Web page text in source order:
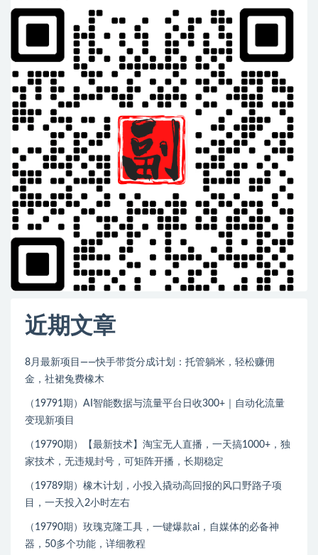
近期文章
8月最新项目——快手带货分成计划：托管躺米，轻松赚佣
金，社裙兔费橡木
（19791期）AI智能数据与流量平台日收300+｜自动化流量
变现新项目
（19790期）【最新技术】淘宝无人直播，一天搞1000+，独
家技术，无违规封号，可矩阵开播，长期稳定
（19789期）橡木计划，小投入撬动高回报的风口野路子项
目，一天投入2小时左右
（19790期）玫瑰克隆工具，一键爆款ai，自媒体的必备神
器，50多个功能，详细教程